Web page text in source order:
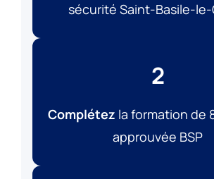
sécurité Saint-Basile-le-
2
Complétez la formation de
approuvée BSP